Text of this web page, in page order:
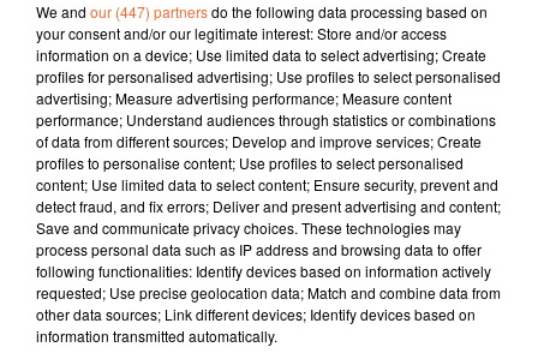
14 novembre 2022 - 12 min 4 sec
JOURNAL DU LUNDI 14 NOVEMBRE ( SOIR )
Fabien Gazeau
L'info près de chez vous
Présenté par Fabien Gazeau
- Les opposants aux implantations d'éoliennes en
Deux-Sèvres seront reçus en Préfecture demain.
- Dans le Marais poitevin, il y a de moins en moins de
peupliers (photo)
- Le bocage bressuirais mise sur les classes
We and our (447) partnersdo the following data processing based on
your consent and/or our legitimate interest: Store and/or access
information on a device; Use limited data to select advertising; Create
profiles for personalised advertising; Use profiles to select personalised
advertising; Measure advertising performance; Measure content
performance; Understand audiences through statistics or combinations
of data from different sources; Develop and improve services; Create
profiles to personalise content; Use profiles to select personalised
content; Use limited data to select content; Ensure security, prevent and
detect fraud, and fix errors; Deliver and present advertising and content;
Save and communicate privacy choices. These technologies may
process personal data such as IP address and browsing data to offer
following functionalities: Identify devices based on information actively
requested; Use precise geolocation data; Match and combine data from
other data sources; Link different devices; Identify devices based on
information transmitted automatically.